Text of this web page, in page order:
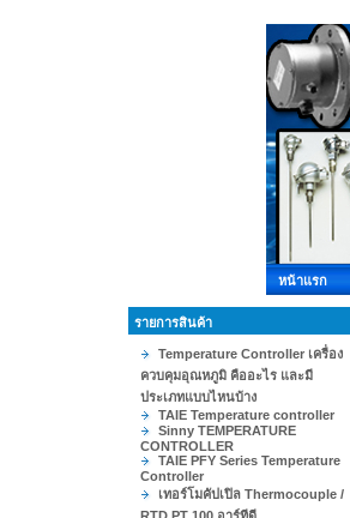
หน้าแรก
รายการสินค้า
Temperature Controller เครื่อง
ควบคุมอุณหภูมิ คืออะไร และมี
ประเภทแบบไหนบ้าง
TAIE Temperature controller
Sinny TEMPERATURE
CONTROLLER
TAIE PFY Series Temperature
Controller
เทอร์โมคัปเปิล Thermocouple /